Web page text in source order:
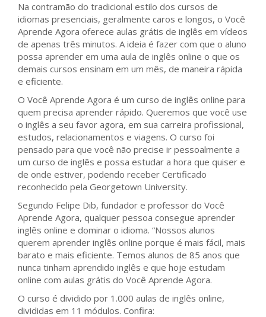
Na contramão do tradicional estilo dos cursos de
idiomas presenciais, geralmente caros e longos, o Você
Aprende Agora oferece aulas grátis de inglês em vídeos
de apenas três minutos. A ideia é fazer com que o aluno
possa aprender em uma aula de inglês online o que os
demais cursos ensinam em um mês, de maneira rápida
e eficiente.
O Você Aprende Agora é um curso de inglês online para
quem precisa aprender rápido. Queremos que você use
o inglês a seu favor agora, em sua carreira profissional,
estudos, relacionamentos e viagens. O curso foi
pensado para que você não precise ir pessoalmente a
um curso de inglês e possa estudar a hora que quiser e
de onde estiver, podendo receber Certificado
reconhecido pela Georgetown University.
Segundo Felipe Dib, fundador e professor do Você
Aprende Agora, qualquer pessoa consegue aprender
inglês online e dominar o idioma. “Nossos alunos
querem aprender inglês online porque é mais fácil, mais
barato e mais eficiente. Temos alunos de 85 anos que
nunca tinham aprendido inglês e que hoje estudam
online com aulas grátis do Você Aprende Agora.
O curso é dividido por 1.000 aulas de inglês online,
divididas em 11 módulos. Confira: